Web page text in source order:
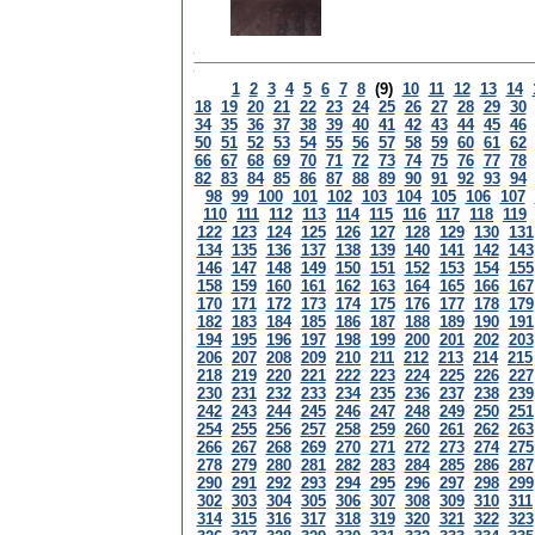
1 2 3 4 5 6 7 8 (9) 10 11 12 13 14
18 19 20 21 22 23 24 25 26 27 28 29 30
34 35 36 37 38 39 40 41 42 43 44 45 46
50 51 52 53 54 55 56 57 58 59 60 61 62
66 67 68 69 70 71 72 73 74 75 76 77 78
82 83 84 85 86 87 88 89 90 91 92 93 94
98 99 100 101 102 103 104 105 106 107
110 111 112 113 114 115 116 117 118 119
122 123 124 125 126 127 128 129 130 131
134 135 136 137 138 139 140 141 142 143
146 147 148 149 150 151 152 153 154 155
158 159 160 161 162 163 164 165 166 167
170 171 172 173 174 175 176 177 178 179
182 183 184 185 186 187 188 189 190 191
194 195 196 197 198 199 200 201 202 203
206 207 208 209 210 211 212 213 214 215
218 219 220 221 222 223 224 225 226 227
230 231 232 233 234 235 236 237 238 239
242 243 244 245 246 247 248 249 250 251
254 255 256 257 258 259 260 261 262 263
266 267 268 269 270 271 272 273 274 275
278 279 280 281 282 283 284 285 286 287
290 291 292 293 294 295 296 297 298 299
302 303 304 305 306 307 308 309 310 311
314 315 316 317 318 319 320 321 322 323